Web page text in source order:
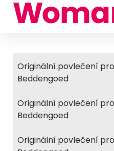
Originální povlečení pro
Beddengoed
Originální povlečení pro
Beddengoed
Originální povlečení pro